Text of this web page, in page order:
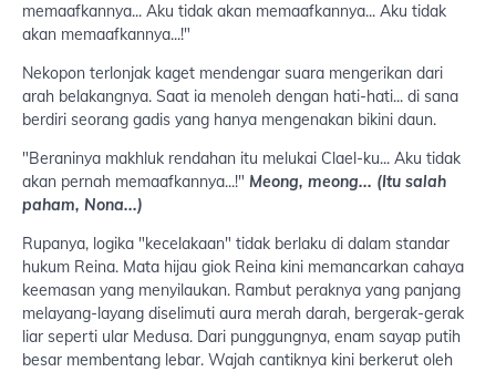
memaafkannya... Aku tidak akan memaafkannya... Aku tidak
akan memaafkannya...!"
Nekopon terlonjak kaget mendengar suara mengerikan dari
arah belakangnya. Saat ia menoleh dengan hati-hati... di sana
berdiri seorang gadis yang hanya mengenakan bikini daun.
"Beraninya makhluk rendahan itu melukai Clael-ku... Aku tidak
akan pernah memaafkannya...!" Meong, meong... (Itu salah
paham, Nona...)
Rupanya, logika "kecelakaan" tidak berlaku di dalam standar
hukum Reina. Mata hijau giok Reina kini memancarkan cahaya
keemasan yang menyilaukan. Rambut peraknya yang panjang
melayang-layang diselimuti aura merah darah, bergerak-gerak
liar seperti ular Medusa. Dari punggungnya, enam sayap putih
besar membentang lebar. Wajah cantiknya kini berkerut oleh